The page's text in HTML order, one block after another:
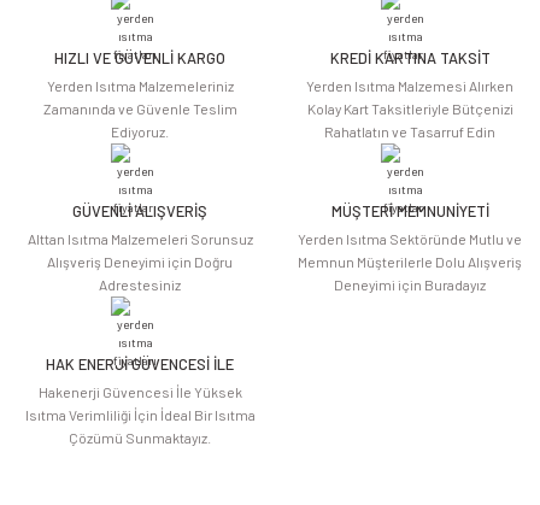
Görüş ve önerileriniz için teşekkür ederiz.
Ürün açıklamasında eksik bilgiler bulunuyor.
Ürün bilgilerinde hatalar bulunuyor.
Ürün fiyatı diğer sitelerden daha pahalı.
Bu ürüne benzer farklı alternatifler olmalı.
HIZLI VE GÜVENLİ KARGO
Yerden Isıtma Malzemeleriniz
Zamanında ve Güvenle Teslim
Ediyoruz.
KREDİ KARTINA TAKSİT
Yerden Isıtma Malzemesi Alırken
Kolay Kart Taksitleriyle Bütçenizi
Rahatlatın ve Tasarruf Edin
GÜVENLİ ALIŞVERİŞ
Alttan Isıtma Malzemeleri Sorunsuz
Alışveriş Deneyimi için Doğru
Adrestesiniz
MÜŞTERİ MEMNUNİYETİ
Yerden Isıtma Sektöründe Mutlu ve
Memnun Müşterilerle Dolu Alışveriş
Deneyimi için Buradayız
HAK ENERJİ GÜVENCESİ İLE
Hakenerji Güvencesi İle Yüksek
Isıtma Verimliliği İçin İdeal Bir Isıtma
Çözümü Sunmaktayız.